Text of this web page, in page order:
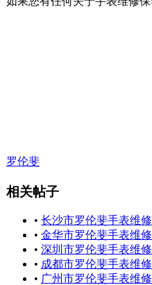
罗伦斐
相关帖子
• 长沙市罗伦斐手表维
• 金华市罗伦斐手表维
• 深圳市罗伦斐手表维
• 成都市罗伦斐手表维
• 广州市罗伦斐手表维